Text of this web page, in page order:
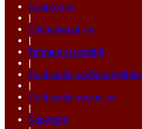
Despre noi
|
Contactează-ne
|
Termeni și condiții
|
Politica de confidențialitate
|
Politica de cookie-uri
|
Copyright